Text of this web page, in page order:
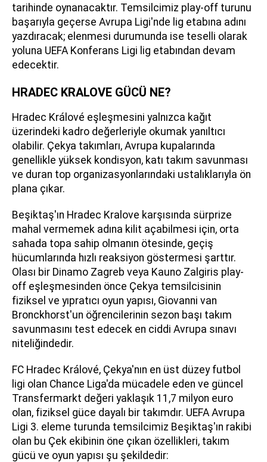
tarihinde oynanacaktır. Temsilcimiz play-off turunu
başarıyla geçerse Avrupa Ligi'nde lig etabına adını
yazdıracak; elenmesi durumunda ise teselli olarak
yoluna UEFA Konferans Ligi lig etabından devam
edecektir.
HRADEC KRALOVE GÜCÜ NE?
Hradec Králové eşleşmesini yalnızca kağıt
üzerindeki kadro değerleriyle okumak yanıltıcı
olabilir. Çekya takımları, Avrupa kupalarında
genellikle yüksek kondisyon, katı takım savunması
ve duran top organizasyonlarındaki ustalıklarıyla ön
plana çıkar.
Beşiktaş'ın Hradec Kralove karşısında sürprize
mahal vermemek adına kilit açabilmesi için, orta
sahada topa sahip olmanın ötesinde, geçiş
hücumlarında hızlı reaksiyon göstermesi şarttır.
Olası bir Dinamo Zagreb veya Kauno Zalgiris play-
off eşleşmesinden önce Çekya temsilcisinin
fiziksel ve yıpratıcı oyun yapısı, Giovanni van
Bronckhorst'un öğrencilerinin sezon başı takım
savunmasını test edecek en ciddi Avrupa sınavı
niteliğindedir.
FC Hradec Králové, Çekya'nın en üst düzey futbol
ligi olan Chance Liga'da mücadele eden ve güncel
Transfermarkt değeri yaklaşık 11,7 milyon euro
olan, fiziksel güce dayalı bir takımdır. UEFA Avrupa
Ligi 3. eleme turunda temsilcimiz Beşiktaş'ın rakibi
olan bu Çek ekibinin öne çıkan özellikleri, takım
gücü ve oyun yapısı şu şekildedir: